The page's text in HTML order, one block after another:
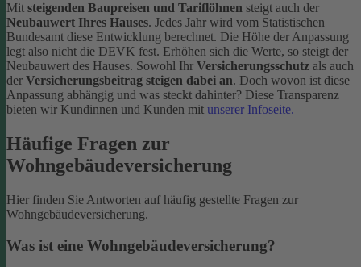
Mit steigenden Baupreisen und Tariflöhnen steigt auch der
Neubauwert Ihres Hauses. Jedes Jahr wird vom Statistischen
Bundesamt diese Entwicklung berechnet. Die Höhe der Anpassung
legt also nicht die DEVK fest. Erhöhen sich die Werte, so steigt der
Neubauwert des Hauses. Sowohl Ihr Versicherungsschutz als auch
der Versicherungsbeitrag steigen dabei an. Doch wovon ist diese
Anpassung abhängig und was steckt dahinter? Diese Transparenz
bieten wir Kundinnen und Kunden mit unserer Infoseite.
Häufige Fragen zur
Wohngebäudeversicherung
Hier finden Sie Antworten auf häufig gestellte Fragen zur
Wohngebäudeversicherung.
Was ist eine Wohngebäudeversicherung?